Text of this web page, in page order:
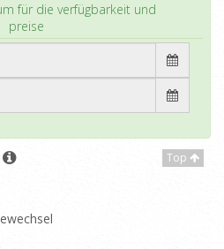
für die verfügbarkeit und
preise
Top